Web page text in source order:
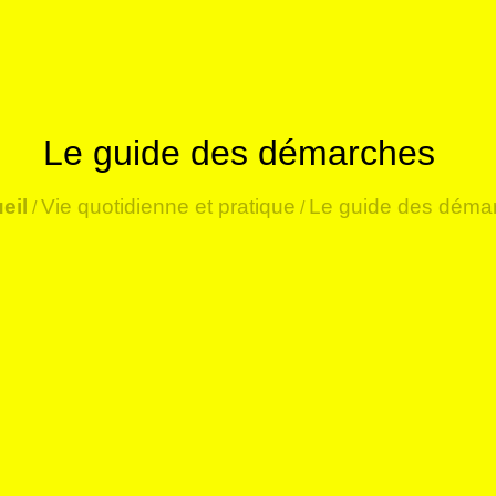
Le guide des démarches
/Vie quotidienne et pratique / Le guide des